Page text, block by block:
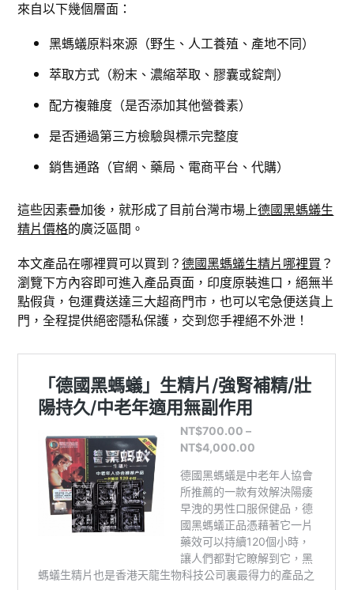
來自以下幾個層面：
黑螞蟻原料來源（野生、人工養殖、產地不同）
萃取方式（粉末、濃縮萃取、膠囊或錠劑）
配方複雜度（是否添加其他營養素）
是否通過第三方檢驗與標示完整度
銷售通路（官網、藥局、電商平台、代購）
這些因素疊加後，就形成了目前台灣市場上德國黑螞蟻生
精片價格的廣泛區間。
本文產品在哪裡買可以買到？德國黑螞蟻生精片哪裡買 ？
瀏覽下方內容即可進入產品頁面，印度原裝進口，絕無半
點假貨，包運費送達三大超商門市，也可以宅急便送貨上
門，全程提供絕密隱私保護，交到您手裡絕不外泄！